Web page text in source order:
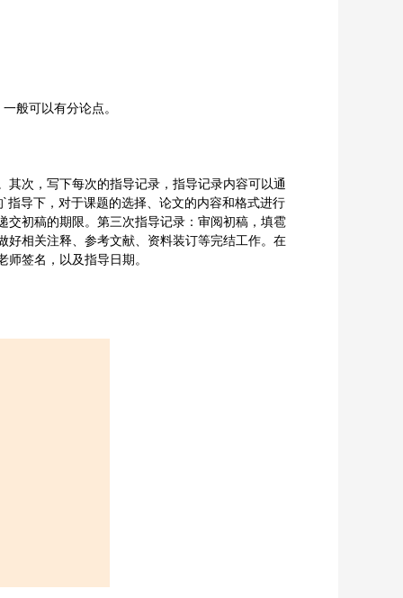
般可以有分论点。
次，写下每次的指导记录，指导记录内容可以通
导下，对于课题的选择、论文的内容和格式进行
初稿的期限。第三次指导记录：审阅初稿，填雹
相关注释、参考文献、资料装订等完结工作。在
签名，以及指导日期。